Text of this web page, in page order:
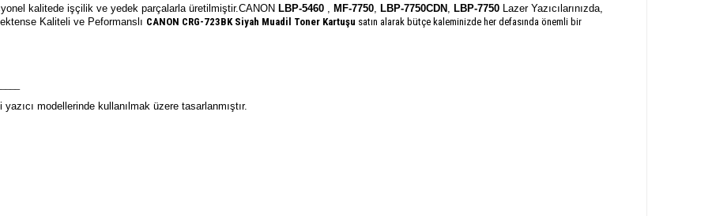
kalitede işçilik ve yedek parçalarla üretilmiştir.CANON LBP-5460 , MF-7750, LBP-7750CDN , LBP-7750 Lazer Yazıcılarınızda,
Kaliteli ve Peformanslı CANON CRG-723BKSiyah Muadil Toner Kartuşu satın alarak bütçe kaleminizde her defasında önemli bir
modellerinde kullanılmak üzere tasarlanmıştır.